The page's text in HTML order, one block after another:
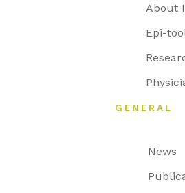
About
Epi-
GENERAL
News